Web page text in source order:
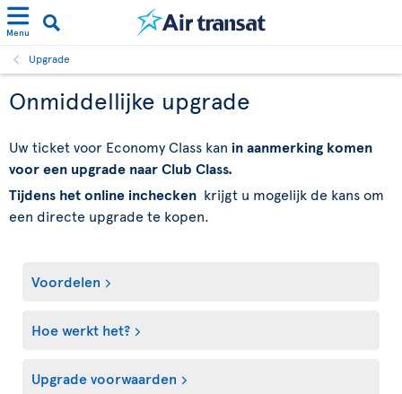
Menu
Upgrade
Onmiddellijke upgrade
Uw ticket voor Economy Class kan in aanmerking komen
voor een upgrade naar Club Class.
Tijdens het online inchecken krijgt u mogelijk de kans om
een directe upgrade te kopen.
Voordelen
Hoe werkt het?
Upgrade voorwaarden